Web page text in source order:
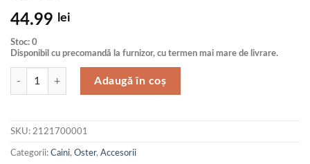
44.99 lei
Stoc: 0
Disponibil cu precomandă la furnizor, cu termen mai mare de livrare.
Cantitate Oster Ulei Pentru Masina Si Cutit 120 ml
Adaugă în coș
SKU: 2121700001
Categorii: Caini, Oster, Accesorii